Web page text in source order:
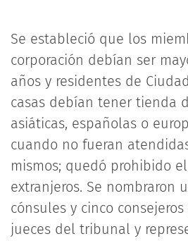
Se estableció que los
corporación debían ser
años y residentes de
casas debían tener tienda
asiáticas, españolas o
cuando no fueran
mismos; quedó prohibido
extranjeros. Se nombraron
cónsules y cinco
jueces del tribunal y